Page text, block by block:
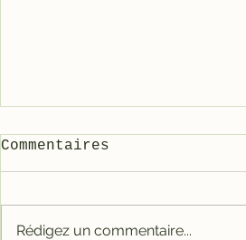
Commentaires
Rédigez un commentaire...